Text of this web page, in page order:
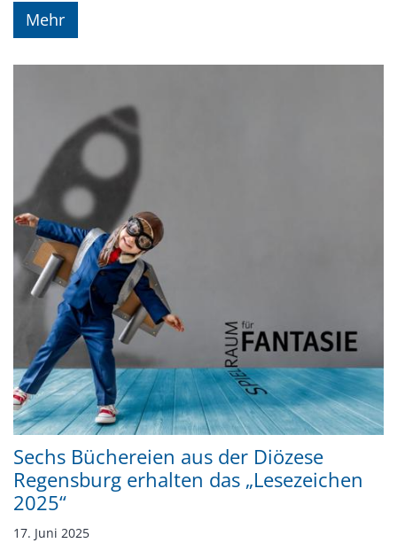
Mehr
Sechs Büchereien aus der Diözese
Regensburg erhalten das „Lesezeichen
2025“
17. Juni 2025